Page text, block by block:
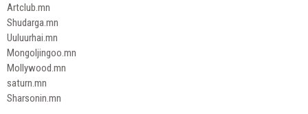
Artclub.mn
Shudarga.mn
Uuluurhai.mn
Mongoljingoo.mn
Mollywood.mn
saturn.mn
Sharsonin.mn